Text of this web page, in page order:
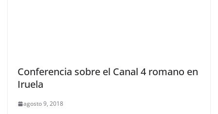
Conferencia sobre el Canal 4 romano en
Iruela
agosto 9, 2018